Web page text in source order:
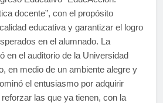
docente”, con el propósito
educativa y garantizar el logro
en el alumnado. La
en el auditorio de la Universidad
en medio de un ambiente alegre y
el entusiasmo por adquirir
las que ya tienen, con la